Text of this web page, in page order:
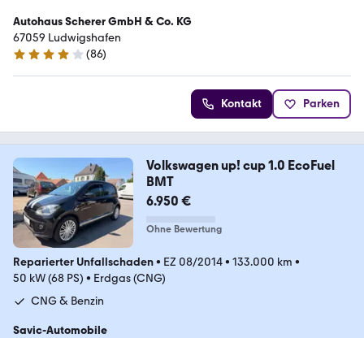
Autohaus Scherer GmbH & Co. KG
67059 Ludwigshafen
4.1 Sterne
(86)
Kontakt Parken
Volkswagen up! cup 1.0 EcoFuel
BMT
6.950 €
Ohne Bewertung
Reparierter Unfallschaden• EZ 08/2014• 133.000 km •
50 kW (68 PS) • Erdgas (CNG)
CNG & Benzin
Savic-Automobile